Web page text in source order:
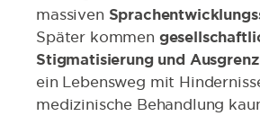
massiven
Später kommen
Stigmatisierung und
ein Lebensweg mit
medizinische Behandlung